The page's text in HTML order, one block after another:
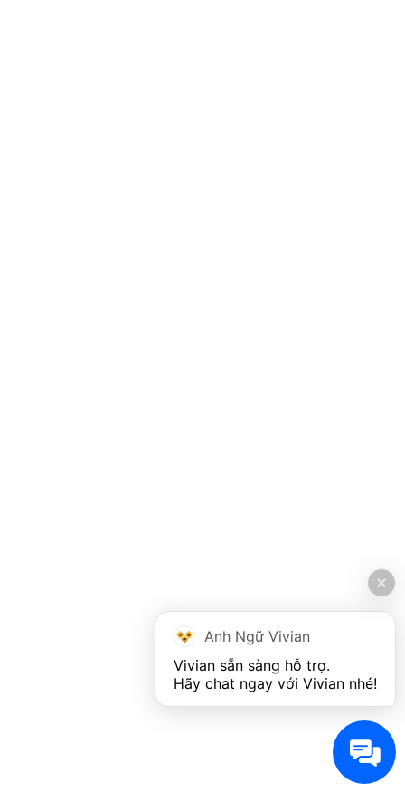
Anh Ngữ Vivian
Vivian sẵn sàng hỗ trợ.
Hãy chat ngay với Vivian nhé!